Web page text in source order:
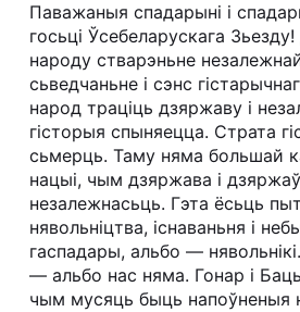
Паважаныя спадарыні і
госьці Ўсебеларускага
народу стварэньне
сьведчаньне і сэнс
народ траціць дзяржаву і
гісторыя спыняецца. Страта
сьмерць. Таму няма большай
нацыі, чым дзяржава і
незалежнасьць. Гэта ёсьць
нявольніцтва, існаваньня і
гаспадары, альбо —
— альбо нас няма. Гонар і
чым мусяць быць